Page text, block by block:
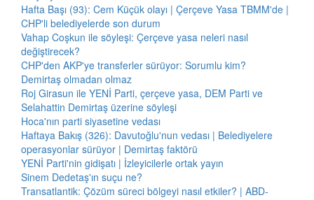
Hafta Başı (93): Cem Küçük olayı | Çerçeve Yasa TBMM'de |
CHP'li belediyelerde son durum
Vahap Coşkun ile söyleşi: Çerçeve yasa neleri nasıl
değiştirecek?
CHP'den AKP'ye transferler sürüyor: Sorumlu kim?
Demirtaş olmadan olmaz
Roj Girasun ile YENİ Parti, çerçeve yasa, DEM Parti ve
Selahattin Demirtaş üzerine söyleşi
Hoca'nın parti siyasetine vedası
Haftaya Bakış (326): Davutoğlu'nun vedası | Belediyelere
operasyonlar sürüyor | Demirtaş faktörü
YENİ Parti'nin gidişatı | İzleyicilerle ortak yayın
Sinem Dedetaş'ın suçu ne?
Transatlantik: Çözüm süreci bölgeyi nasıl etkiler? | ABD-